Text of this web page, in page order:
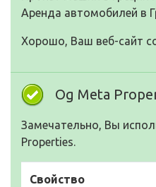
Аренда автомобилей в
Хорошо, Ваш веб-сайт
Og Meta
Замечательно, Вы
Properties.
Свойство